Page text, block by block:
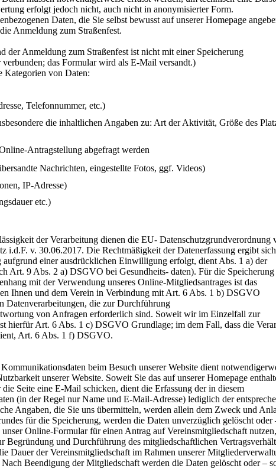
erfolgt jedoch nicht, auch nicht in anonymisierter Form.
Daten, die Sie selbst bewusst auf unserer Homepage
Anmeldung zum Straßenfest.
der Anmeldung zum Straßenfest ist nicht mit einer Speicherung
verbunden; das Formular wird als E-Mail versandt.)
Kategorien von Daten:
Telefonnummer, etc.)
die inhaltlichen Angaben zu: Art der Aktivität, Größe des
Antragstellung abgefragt werden
Nachrichten, eingestellte Fotos, ggf. Videos)
IP-Adresse)
etc.)
der Verarbeitung dienen die EU- Datenschutzgrundverordnung
i.d.F. v. 30.06.2017. Die Rechtmäßigkeit der Datenerfassung ergibt
einer ausdrücklichen Einwilligung erfolgt, dient Abs. 1 a) der
Art. 9 Abs. 2 a) DSGVO bei Gesundheits- daten). Für die
mit der Verwendung unseres Online-Mitgliedsantrages ist das
Ihnen und dem Verein in Verbindung mit Art. 6 Abs. 1 b) DSGVO
Datenverarbeitungen, die zur Durchführung
von Anfragen erforderlich sind. Soweit wir im Einzelfall zur
hierfür Art. 6 Abs. 1 c) DSGVO Grundlage; im dem Fall, dass die
Art. 6 Abs. 1 f) DSGVO.
beim Besuch unserer Website dient
unserer Website. Soweit Sie das auf unserer Homepage
Seite eine E-Mail schicken, dient die Erfassung der in diesem
(in der Regel nur Name und E-Mail-Adresse) lediglich der
Angaben, die Sie uns übermitteln, werden allein dem Zweck und
für die Speicherung, werden die Daten unverzüglich gelöscht oder
Online-Formular für einen Antrag auf Vereinsmitgliedschaft nutzen,
Begründung und Durchführung des mitgliedschaftlichen
Dauer der Vereinsmitgliedschaft im Rahmen unserer
Beendigung der Mitgliedschaft werden die Daten gelöscht oder –